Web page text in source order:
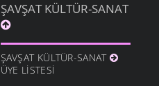
ŞAVŞAT KÜLTÜR-SANAT
ŞAVŞAT KÜLTÜR-SANAT
ÜYE LISTESI